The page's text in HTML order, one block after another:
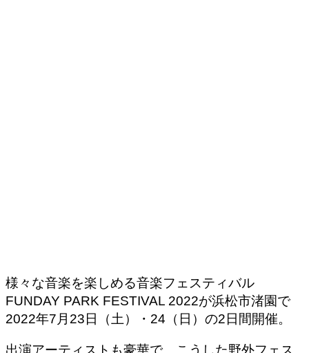
様々な音楽を楽しめる音楽フェスティバル
FUNDAY PARK FESTIVAL 2022が浜松市渚園で
2022年7月23日（土）・24（日）の2日間開催。
出演アーティストも豪華で、こうした野外フェス